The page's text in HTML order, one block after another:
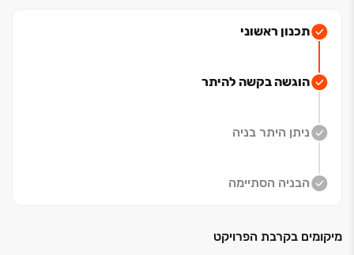
תכנון ראשוני
הוגשה בקשה להיתר
ניתן היתר בניה
הבניה הסתיימה
מיקומים בקרבת הפרויקט